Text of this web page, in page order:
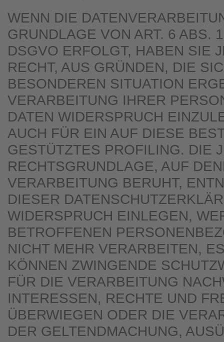
WENN DIE
GRUNDLAGE VON ART. 6 ABS.
DSGVO ERFOLGT, HABEN SIE
RECHT, AUS GRÜNDEN, DIE
BESONDEREN SITUATION
VERARBEITUNG IHRER
DATEN WIDERSPRUCH
AUCH FÜR EIN AUF DIESE
GESTÜTZTES PROFILING. DIE
RECHTSGRUNDLAGE, AUF
VERARBEITUNG BERUHT,
DIESER
WIDERSPRUCH EINLEGEN,
BETROFFENEN
NICHT MEHR VERARBEITEN,
KÖNNEN ZWINGENDE
FÜR DIE VERARBEITUNG
INTERESSEN, RECHTE UND
ÜBERWIEGEN ODER DIE
DER GELTENDMACHUNG,